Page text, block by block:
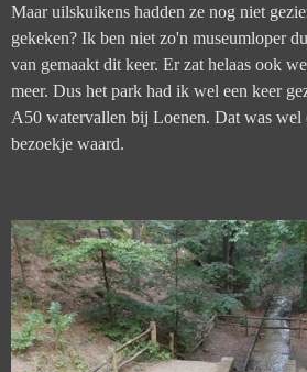
Maar uilskuikens hadden ze nog niet
gekeken? Ik ben niet zo'n museumloper
van gemaakt dit keer. Er zat helaas ook w
meer. Dus het park had ik wel een keer
A50 watervallen bij Loenen. Dat was wel
bezoekje waard.